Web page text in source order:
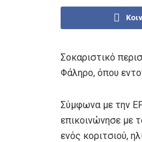
Σοκαριστικό
Φάληρο, όπου
Σύμφωνα με την
επικοινώνησε με
ενός κοριτσιού,